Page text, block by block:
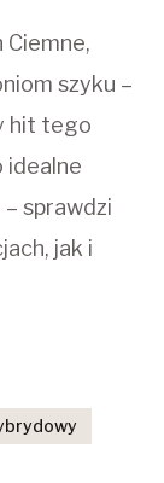
Ciemne,
szyku –
hit tego
idealne
sprawdzi
jak i